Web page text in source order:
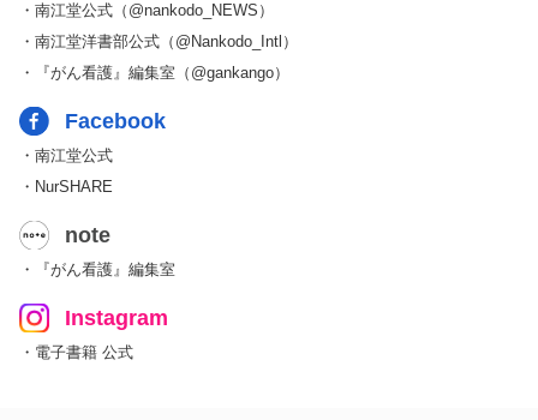
・南江堂公式（@nankodo_NEWS）
・南江堂洋書部公式（@Nankodo_Intl）
・『がん看護』編集室（@gankango）
Facebook
・南江堂公式
・NurSHARE
note
・『がん看護』編集室
Instagram
・電子書籍 公式